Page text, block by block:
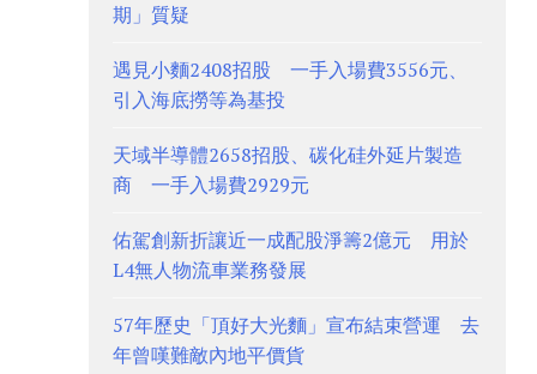
期」質疑
遇見小麵2408招股 一手入場費3556元、
引入海底撈等為基投
天域半導體2658招股、碳化硅外延片製造
商 一手入場費2929元
佑駕創新折讓近一成配股淨籌2億元 用於
L4無人物流車業務發展
57年歷史「頂好大光麵」宣布結束營運 去
年曾嘆難敵內地平價貨